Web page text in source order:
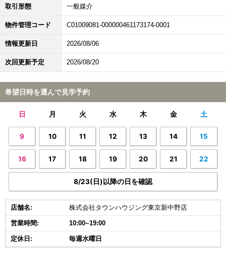
取引形態 一般媒介
物件管理コード C01009081-000000461173174-0001
情報更新日 2026/08/06
次回更新予定 2026/08/20
希望日時を選んで見学予約
日 月 火 水 木 金 土
9 10 11 12 13 14 15
16 17 18 19 20 21 22
8/23(日)以降の日を確認
店舗名: 株式会社タウンハウジング東京新中野店
営業時間: 10:00~19:00
定休日: 毎週水曜日